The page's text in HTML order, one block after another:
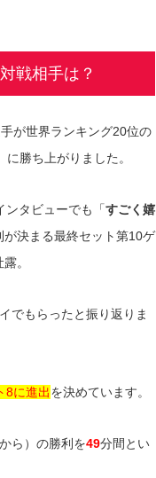
戦相手は？
が世界ランキング20位の
に勝ち上がりました。
ンタビューでも「すごく嬉
が決まる最終セット第10ゲ
。
でもらったと振り返りま
8に進出を決めています。
ら）の勝利を49分間とい